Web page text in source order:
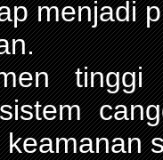
menjadi